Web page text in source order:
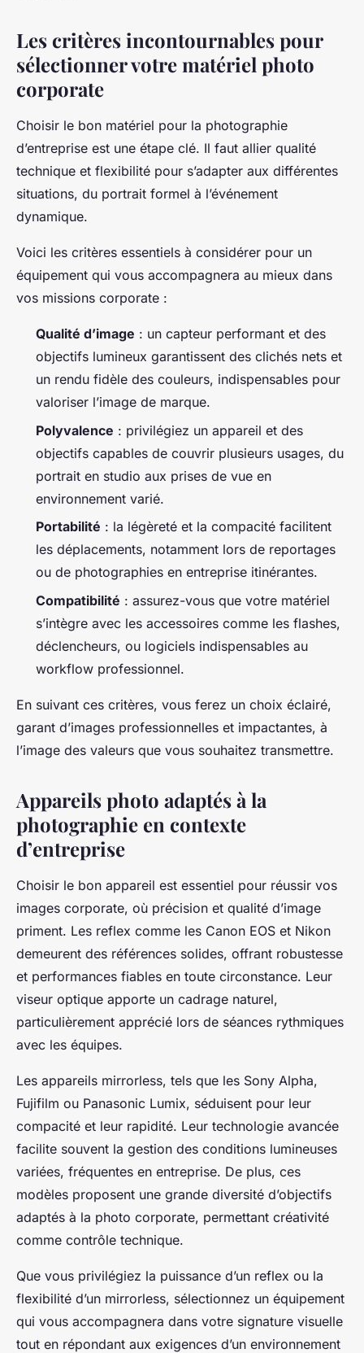
Les critères incontournables pour
sélectionner votre matériel photo
corporate
Choisir le bon matériel pour la photographie
d’entreprise est une étape clé. Il faut allier qualité
technique et flexibilité pour s’adapter aux différentes
situations, du portrait formel à l’événement
dynamique.
Voici les critères essentiels à considérer pour un
équipement qui vous accompagnera au mieux dans
vos missions corporate :
Qualité d’image : un capteur performant et des
objectifs lumineux garantissent des clichés nets et
un rendu fidèle des couleurs, indispensables pour
valoriser l’image de marque.
Polyvalence : privilégiez un appareil et des
objectifs capables de couvrir plusieurs usages, du
portrait en studio aux prises de vue en
environnement varié.
Portabilité : la légèreté et la compacité facilitent
les déplacements, notamment lors de reportages
ou de photographies en entreprise itinérantes.
Compatibilité : assurez-vous que votre matériel
s’intègre avec les accessoires comme les flashes,
déclencheurs, ou logiciels indispensables au
workflow professionnel.
En suivant ces critères, vous ferez un choix éclairé,
garant d’images professionnelles et impactantes, à
l’image des valeurs que vous souhaitez transmettre.
Appareils photo adaptés à la
photographie en contexte
d’entreprise
Choisir le bon appareil est essentiel pour réussir vos
images corporate, où précision et qualité d’image
priment. Les reflex comme les Canon EOS et Nikon
demeurent des références solides, offrant robustesse
et performances fiables en toute circonstance. Leur
viseur optique apporte un cadrage naturel,
particulièrement apprécié lors de séances rythmiques
avec les équipes.
Les appareils mirrorless, tels que les Sony Alpha,
Fujifilm ou Panasonic Lumix, séduisent pour leur
compacité et leur rapidité. Leur technologie avancée
facilite souvent la gestion des conditions lumineuses
variées, fréquentes en entreprise. De plus, ces
modèles proposent une grande diversité d’objectifs
adaptés à la photo corporate, permettant créativité
comme contrôle technique.
Que vous privilégiez la puissance d’un reflex ou la
flexibilité d’un mirrorless, sélectionnez un équipement
qui vous accompagnera dans votre signature visuelle
tout en répondant aux exigences d’un environnement